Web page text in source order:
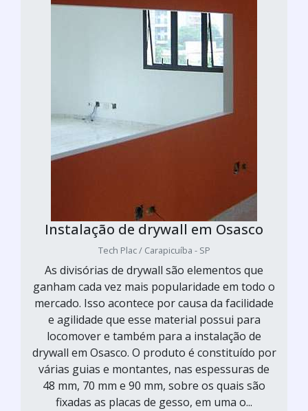
Instalação de drywall em Osasco
Tech Plac / Carapicuíba - SP
As divisórias de drywall são elementos que
ganham cada vez mais popularidade em todo o
mercado. Isso acontece por causa da facilidade
e agilidade que esse material possui para
locomover e também para a instalação de
drywall em Osasco. O produto é constituído por
várias guias e montantes, nas espessuras de
48 mm, 70 mm e 90 mm, sobre os quais são
fixadas as placas de gesso, em uma o...